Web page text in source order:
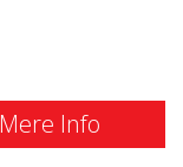
Mere Info